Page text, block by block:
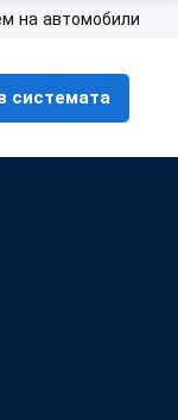
на автомобили
системата